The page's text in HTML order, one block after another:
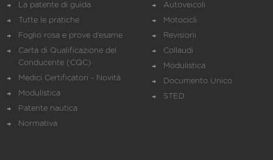
La patente di guida
Tutte le pratiche
Foglio rosa e prove d’esame
Carta di Qualificazione del
Conducente (CQC)
Medici Certificatori - Novità
Modulistica
Patente nautica
Normativa
Autoveicoli
Motocicli
Revisioni
Collaudi
Modulistica
Documento Unico
STED